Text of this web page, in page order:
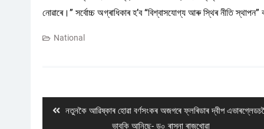
নোৱাৰে।” সৰ্বোচ্চ অগ্ৰাধিকাৰ হ’ব “বিশ্বাসযোগ্য আৰু স্থিৰ নীতি স্থাপন”
National
Previous
নতুনকৈ আৱিষ্কাৰ হোৱা বৰ্ণসংকৰ অজগৰে ফ্লৰিডাৰ দ্বীপ
ভাবুকি আনিছে- ড০ ৰাস্না ৰাজখোৱা